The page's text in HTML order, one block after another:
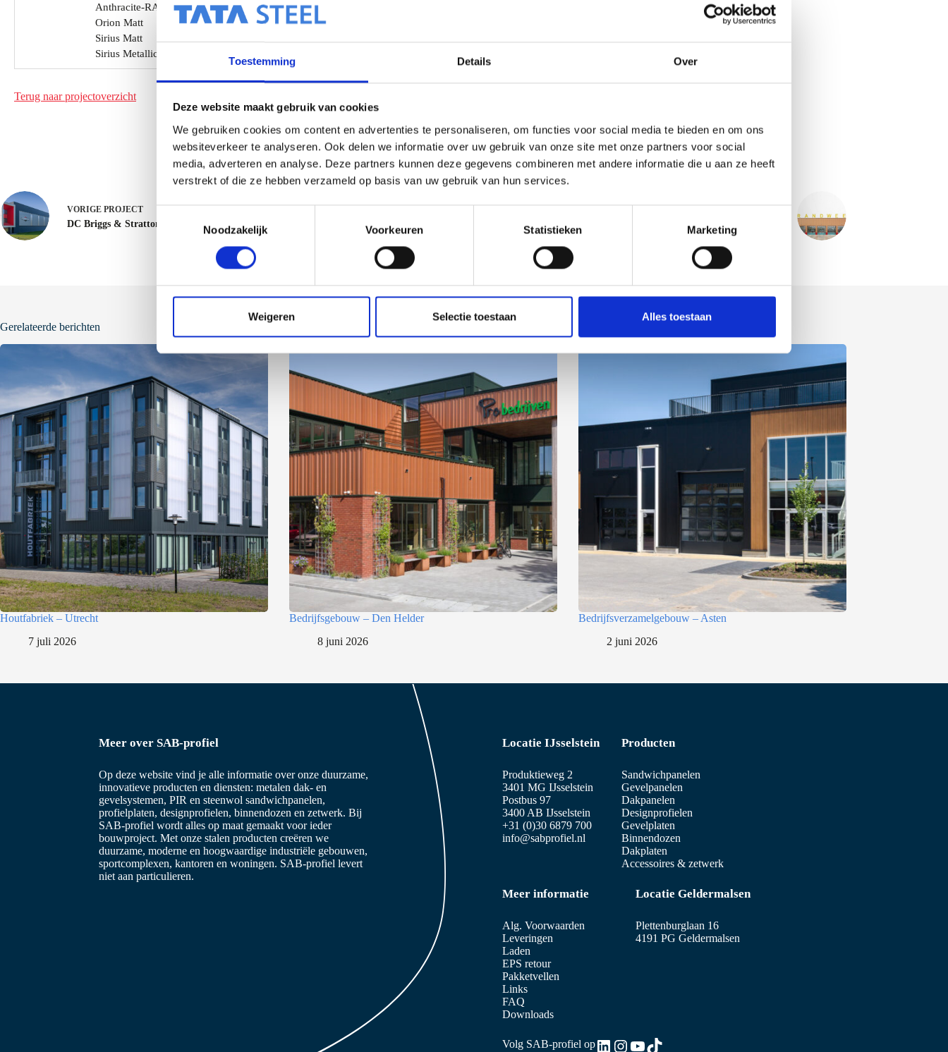
Toestemming Details Over
Deze website maakt gebruik van cookies
We gebruiken cookies om content en advertenties te personaliseren, om functies voor social media te bieden en om ons
websiteverkeer te analyseren. Ook delen we informatie over uw gebruik van onze site met onze partners voor social
media, adverteren en analyse. Deze partners kunnen deze gegevens combineren met andere informatie die u aan ze heeft
verstrekt of die ze hebben verzameld op basis van uw gebruik van hun services.
o
i
n
g
s
s
l
e
c
e
Noodzakelijk Voorkeuren Statistieken Marketing
Weigeren Selectie toestaan Alles toestaan
Anthracite-RAL 7016
Orion Matt
Sirius Matt
Sirius Metallic
Terug naar projectoverzicht
VORIGE PROJECT
DC Briggs & Stratton - Nijmegen/Wijchen Brandweer kazerne - Leopoldsburg BE
Gerelateerde berichten
Houtfabriek – Utrecht
7 juli 2026
Bedrijfsgebouw – Den Helder
8 juni 2026
Bedrijfsverzamelgebouw – Asten
2 juni 2026
Meer over SAB-profiel
Op deze website vind je alle informatie over onze duurzame,
innovatieve producten en diensten: metalen dak- en
gevelsystemen, PIR en steenwol sandwichpanelen,
profielplaten, designprofielen, binnendozen en zetwerk. Bij
SAB-profiel wordt alles op maat gemaakt voor ieder
bouwproject. Met onze stalen producten creëren we
duurzame, moderne en hoogwaardige industriële gebouwen,
sportcomplexen, kantoren en woningen. SAB-profiel levert
niet aan particulieren.
Locatie IJsselstein
Produktieweg 2
3401 MG IJsselstein
Postbus 97
3400 AB IJsselstein
+31 (0)30 6879 700
info@sabprofiel.nl
Producten
Sandwichpanelen
Gevelpanelen
Dakpanelen
Designprofielen
Gevelplaten
Binnendozen
Dakplaten
Accessoires & zetwerk
Meer informatie
Alg. Voorwaarden
Leveringen
Laden
EPS retour
Pakketvellen
Links
FAQ
Downloads
Locatie Geldermalsen
Plettenburglaan 16
4191 PG Geldermalsen
Volg SAB-profiel opLinkedIn
Instagram
YouTube
TikTok